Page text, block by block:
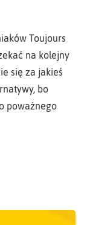
Toujours
na kolejny
się za jakieś
bo
poważnego